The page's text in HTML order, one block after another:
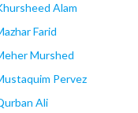
Alam
Farid
Murshed
Pervez
Ali